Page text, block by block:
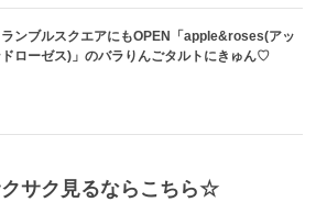
ンブルスクエアにもOPEN「apple&roses(アッ
ローゼス)」のバラりんごタルトにきゅん♡
サク見るならこちら☆